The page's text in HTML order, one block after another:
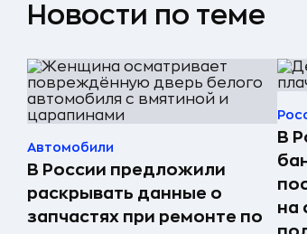
Новости по теме
Автомобили
В России предложили
раскрывать данные о
запчастях при ремонте по
В
на